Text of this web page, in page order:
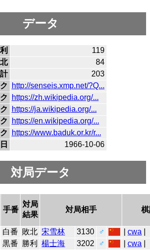
データ
119
84
203
http://senseis.xmp.net/?Q...
https://zh.wikipedia.org/...
https://ja.wikipedia.org/...
https://en.wikipedia.org/...
https://www.baduk.or.kr/r...
1966-10-06
対局データ
手番
対局
結果
対局相手
白番 敗北 宋雪林 3130 ♂ |cwa
黒番 勝利 楊士海 3202 ♂ |cwa